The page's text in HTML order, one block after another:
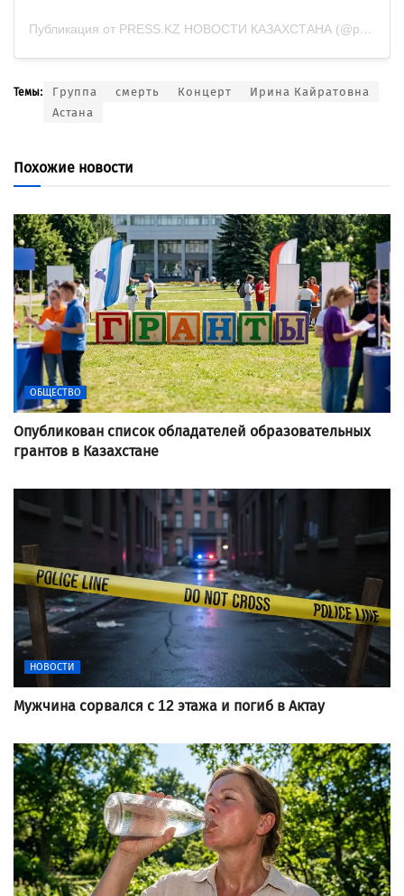
Публикация от PRESS.KZ НОВОСТИ КАЗАХСТАНА (@presskazakhstan)
Темы: Группа смерть Концерт
Ирина Кайратовна
Астана
Похожие новости
ОБЩЕСТВО
Опубликован список обладателей образовательных
грантов в Казахстане
НОВОСТИ
Мужчина сорвался с 12 этажа и погиб в Актау